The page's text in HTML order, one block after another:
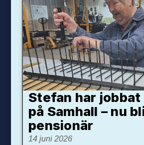
Stefan har jobbat
på Samhall – nu
pensionär
14 juni 2026